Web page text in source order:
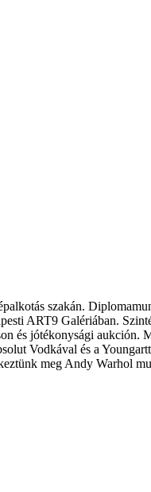
szakán.
ART9 Galériában.
és jótékonysági aukción.
Vodkával és a
meg Andy Warhol